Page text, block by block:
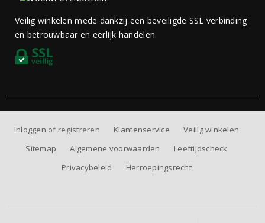
Veilig winkelen mede dankzij een beveiligde SSL verbinding
en betrouwbaar en eerlijk handelen.
Inloggen of registreren Klantenservice
Veilig winkelen
Sitemap
Algemene voorwaarden
Leeftijdscheck
Privacybeleid
Herroepingsrecht